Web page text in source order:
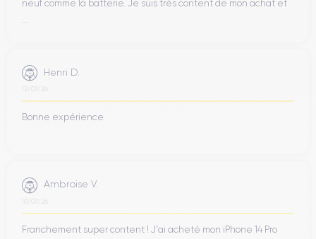
neuf comme la batterie. Je suis très content de mon achat et
Henri D.
12/07/26
Bonne expérience
Ambroise V.
10/07/26
Franchement super content ! J'ai acheté mon iPhone 14 Pro